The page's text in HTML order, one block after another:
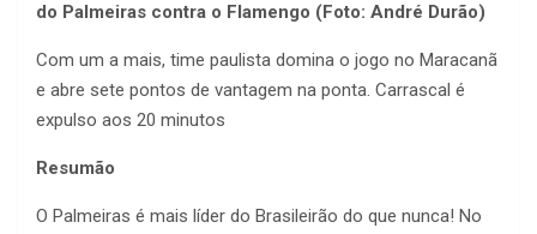
do Palmeiras contra o Flamengo (Foto: André Durão)
Com um a mais, time paulista domina o jogo no Maracanã
e abre sete pontos de vantagem na ponta. Carrascal é
expulso aos 20 minutos
Resumão
O Palmeiras é mais líder do Brasileirão do que nunca! No